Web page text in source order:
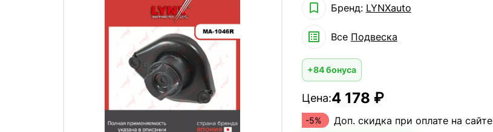
 Бренд: LYNXauto
 Все Подвеска
+84 бонуса
Цена:4 178 ₽
-5% Доп. скидка при оплате на сайте